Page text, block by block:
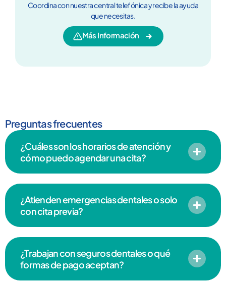
Coordina con nuestra central telefónica y recibe la ayuda
que necesitas.
Más Información
Preguntas frecuentes
¿Cuáles son los horarios de atención y
cómo puedo agendar una cita?
¿Atienden emergencias dentales o solo
con cita previa?
¿Trabajan con seguros dentales o qué
formas de pago aceptan?